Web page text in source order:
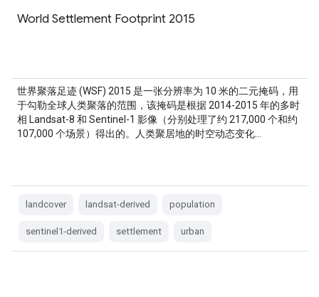
World Settlement Footprint 2015
世界聚落足迹 (WSF) 2015 是一张分辨率为 10 米的二元掩码，用
于勾勒全球人类聚落的范围，该掩码是根据 2014-2015 年的多时
相 Landsat-8 和 Sentinel-1 影像（分别处理了约 217,000 个和约
107,000 个场景）得出的。人类聚居地的时空动态变化…
landcover landsat-derived population
sentinel1-derived settlement urban